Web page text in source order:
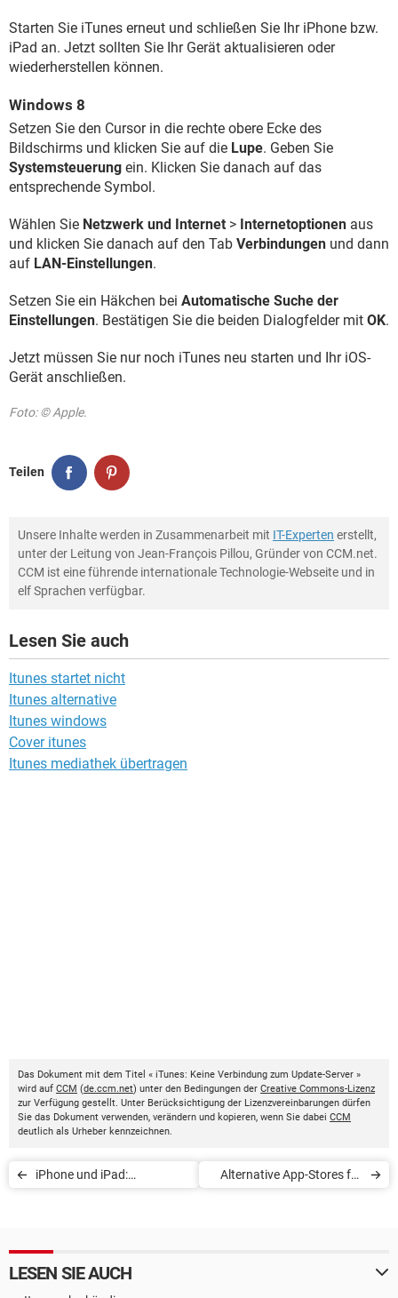
Starten Sie iTunes erneut und schließen Sie Ihr iPhone bzw.
iPad an. Jetzt sollten Sie Ihr Gerät aktualisieren oder
wiederherstellen können.
Windows 8
Setzen Sie den Cursor in die rechte obere Ecke des
Bildschirms und klicken Sie auf die Lupe. Geben Sie
Systemsteuerung ein. Klicken Sie danach auf das
entsprechende Symbol.
Wählen Sie Netzwerk und Internet > Internetoptionen aus
und klicken Sie danach auf den Tab Verbindungen und dann
auf LAN-Einstellungen.
Setzen Sie ein Häkchen bei Automatische Suche der
Einstellungen. Bestätigen Sie die beiden Dialogfelder mit OK.
Jetzt müssen Sie nur noch iTunes neu starten und Ihr iOS-
Gerät anschließen.
Foto: © Apple.
Teilen
Unsere Inhalte werden in Zusammenarbeit mit IT-Experten erstellt,
unter der Leitung von Jean-François Pillou, Gründer von CCM.net.
CCM ist eine führende internationale Technologie-Webseite und in
elf Sprachen verfügbar.
Lesen Sie auch
Itunes startet nicht
Itunes alternative
Itunes windows
Cover itunes
Itunes mediathek übertragen
Das Dokument mit dem Titel « iTunes: Keine Verbindung zum Update-Server »
wird auf CCM (de.ccm.net) unter den Bedingungen der Creative Commons-Lizenz
zur Verfügung gestellt. Unter Berücksichtigung der Lizenzvereinbarungen dürfen
Sie das Dokument verwenden, verändern und kopieren, wenn Sie dabei CCM
deutlich als Urheber kennzeichnen.
iPhone und iPad:
Alternative App-Stores für
LESEN SIE AUCH